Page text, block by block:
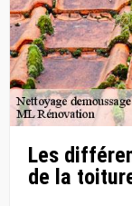
Les
de la